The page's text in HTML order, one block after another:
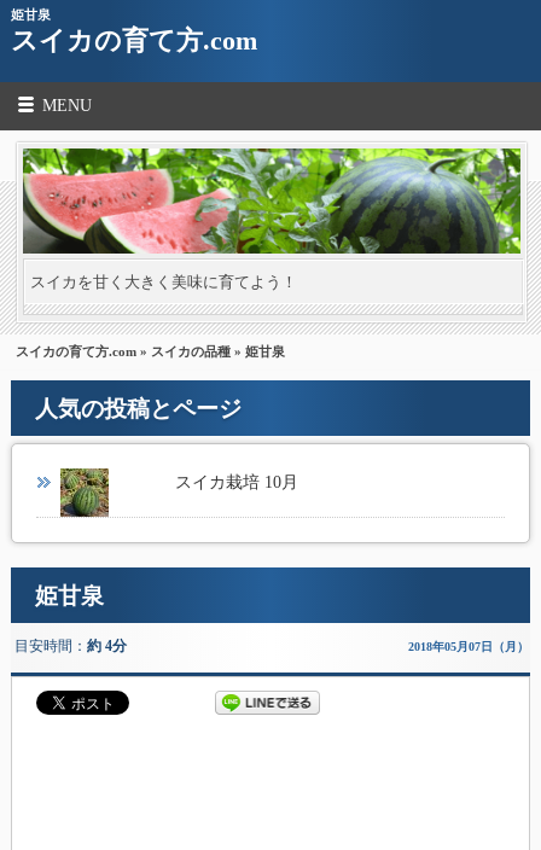
姫甘泉
スイカの育て方.com
MENU
スイカを甘く大きく美味に育てよう！
スイカの育て方.com » スイカの品種 » 姫甘泉
人気の投稿とページ
スイカ栽培 10月
姫甘泉
目安時間： 約 4分 2018年05月07日（月）